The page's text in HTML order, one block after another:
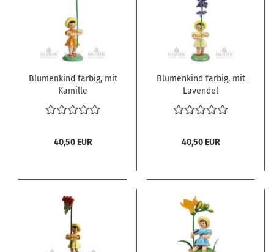
Blumenkind farbig, mit
Kamille
40,50 EUR
Blumenkind farbig, mit
Lavendel
40,50 EUR